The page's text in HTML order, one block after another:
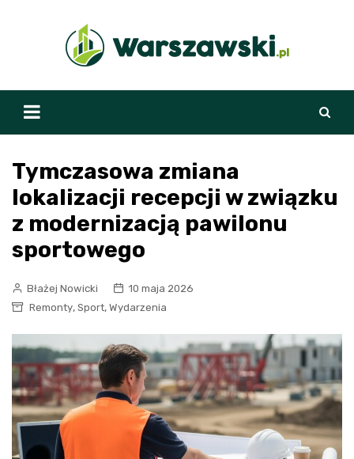
Tymczasowa zmiana
lokalizacji recepcji w związku
z modernizacją pawilonu
sportowego
Błażej Nowicki
10 maja 2026
Remonty, Sport, Wydarzenia